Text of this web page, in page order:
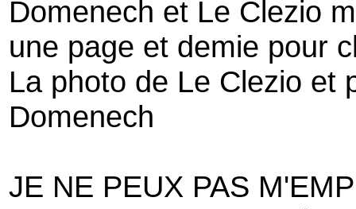
Domenech et Le Clezio
une page et demie pour
La photo de Le Clezio et
Domenech
JE NE PEUX PAS